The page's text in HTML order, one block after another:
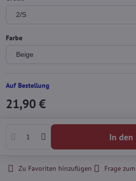
Farbe
Auf Bestellung
21,90 €
In
Zu Favoriten hinzufügen Frage